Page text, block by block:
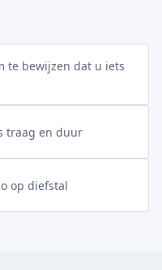
te bewijzen dat u iets
traag en duur
op diefstal